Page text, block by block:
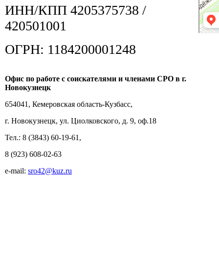
ИНН/КПП 4205375738 /
420501001
ОГРН: 1184200001248
Офис по работе с соискателями и членами СРО в г.
Новокузнецк
654041, Кемеровская область-Кузбасс,
г. Новокузнецк, ул. Циолковского, д. 9, оф.18
Тел.: 8 (3843) 60-19-61,
8 (923) 608-02-63
e-mail: sro42@kuz.ru